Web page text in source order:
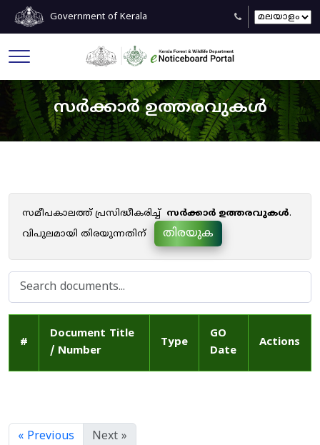
Government of Kerala
സർക്കാർ ഉത്തരവുകൾ
സമീപകാലത്ത് പ്രസിദ്ധീകരിച്ച് സർക്കാർ ഉത്തരവുകൾ.
വിപുലമായി തിരയുന്നതിന്
തിരയുക
#
Document Title
/ Number
Type
GO
Date
Actions
« Previous Next »